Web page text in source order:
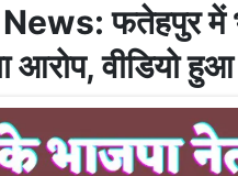
फतेहपुर में
आरोप, वीडियो